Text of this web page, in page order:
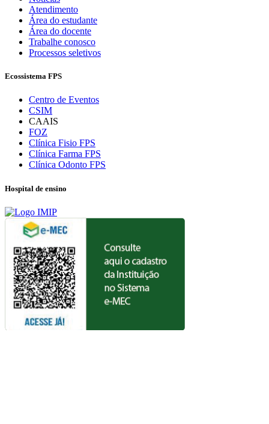
Atendimento
Área do estudante
Área do docente
Trabalhe conosco
Processos seletivos
Ecossistema FPS
Centro de Eventos
CSIM
CAAIS
FOZ
Clínica Fisio FPS
Clínica Farma FPS
Clínica Odonto FPS
Hospital de ensino